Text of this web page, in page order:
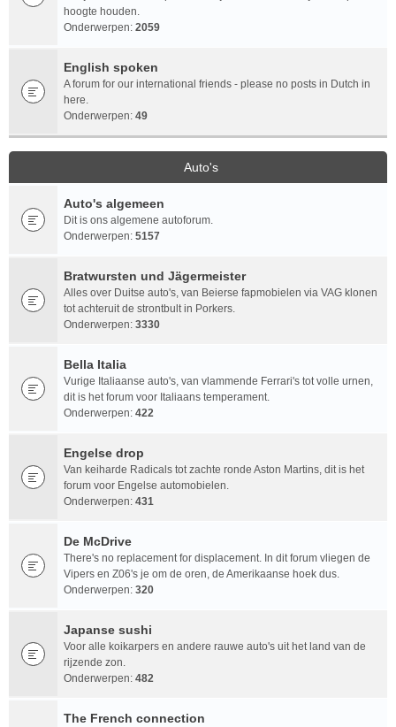
hoogte houden.
Onderwerpen: 2059
English spoken
A forum for our international friends - please no posts in Dutch in
here.
Onderwerpen: 49
Auto's
Auto's algemeen
Dit is ons algemene autoforum.
Onderwerpen: 5157
Bratwursten und Jägermeister
Alles over Duitse auto's, van Beierse fapmobielen via VAG klonen
tot achteruit de strontbult in Porkers.
Onderwerpen: 3330
Bella Italia
Vurige Italiaanse auto's, van vlammende Ferrari's tot volle urnen,
dit is het forum voor Italiaans temperament.
Onderwerpen: 422
Engelse drop
Van keiharde Radicals tot zachte ronde Aston Martins, dit is het
forum voor Engelse automobielen.
Onderwerpen: 431
De McDrive
There's no replacement for displacement. In dit forum vliegen de
Vipers en Z06's je om de oren, de Amerikaanse hoek dus.
Onderwerpen: 320
Japanse sushi
Voor alle koikarpers en andere rauwe auto's uit het land van de
rijzende zon.
Onderwerpen: 482
The French connection